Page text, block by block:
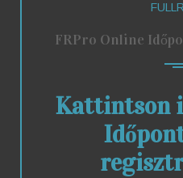
FRPro Online
Kattintson